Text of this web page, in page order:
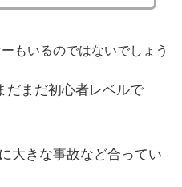
もいるのではないでしょう
だまだ初心者レベルで
大きな事故など合ってい